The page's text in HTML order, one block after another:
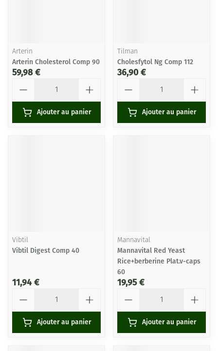
Arterin
Arterin Cholesterol Comp 90
59,98 €
Ajouter au panier
Tilman
Cholesfytol Ng Comp 112
36,90 €
Ajouter au panier
Vibtil
Vibtil Digest Comp 40
11,94 €
Ajouter au panier
Mannavital
Mannavital Red Yeast
Rice+berberine Plat.v-caps
60
19,95 €
Ajouter au panier